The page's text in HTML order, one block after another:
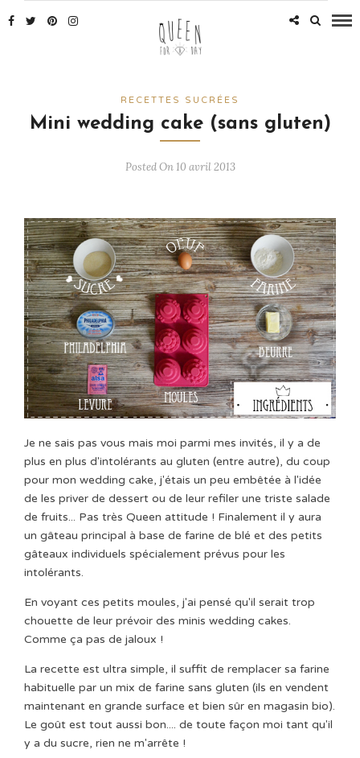
RECETTES SUCRÉES
Mini wedding cake (sans gluten)
Posted On 10 avril 2013
Je ne sais pas vous mais moi parmi mes invités, il y a de
plus en plus d'intolérants au gluten (entre autre), du coup
pour mon wedding cake, j'étais un peu embêtée à l'idée
de les priver de dessert ou de leur refiler une triste salade
de fruits... Pas très Queen attitude ! Finalement il y aura
un gâteau principal à base de farine de blé et des petits
gâteaux individuels spécialement prévus pour les
intolérants.
En voyant ces petits moules, j'ai pensé qu'il serait trop
chouette de leur prévoir des minis wedding cakes.
Comme ça pas de jaloux !
La recette est ultra simple, il suffit de remplacer sa farine
habituelle par un mix de farine sans gluten (ils en vendent
maintenant en grande surface et bien sûr en magasin bio).
Le goût est tout aussi bon.... de toute façon moi tant qu'il
y a du sucre, rien ne m'arrête !